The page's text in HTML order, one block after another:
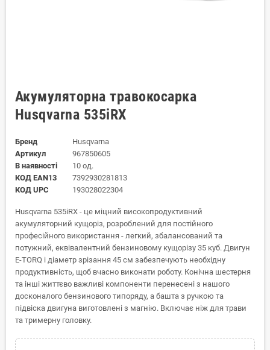
Акумуляторна травокосарка
Husqvarna 535iRX
Бренд
Husqvarna
Артикул
967850605
В наявності
10 од.
КОД EAN13
7392930281813
КОД UPC
193028022304
Husqvarna 535iRX - це міцний високопродуктивний
акумуляторний кущоріз, розроблений для постійного
професійного використання - легкий, збалансований та
потужний, еквівалентний бензиновому кущорізу 35 куб. Двигун
E-TORQ і діаметр зрізання 45 см забезпечують необхідну
продуктивність, щоб вчасно виконати роботу. Конічна шестерня
та інші життєво важливі компоненти перенесені з нашого
досконалого бензинового типоряду, а башта з ручкою та
підвіска двигуна виготовлені з магнію. Включає ніж для трави
та тримерну головку.